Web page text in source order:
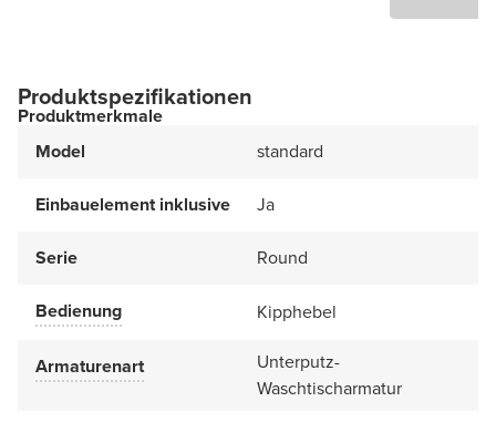
Produktspezifikationen
Produktmerkmale
Model
standard
Einbauelement inklusive Ja
Serie Round
Bedienung Kipphebel
Armaturenart
Unterputz-
Waschtischarmatur